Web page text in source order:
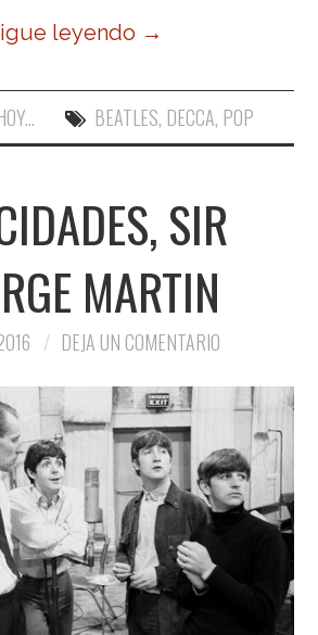
leyendo →
BEATLES, DECCA, POP
SIR
MARTIN
DEJA UN COMENTARIO